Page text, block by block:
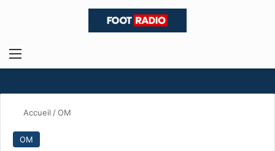
Menu
Accueil /OM
OM